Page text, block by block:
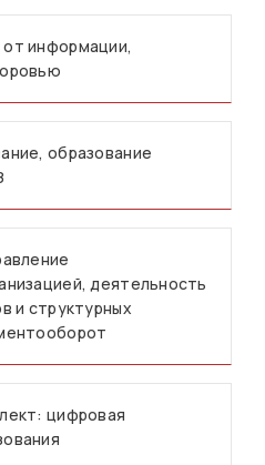
информации,
образование
деятельность
и структурных
цифровая